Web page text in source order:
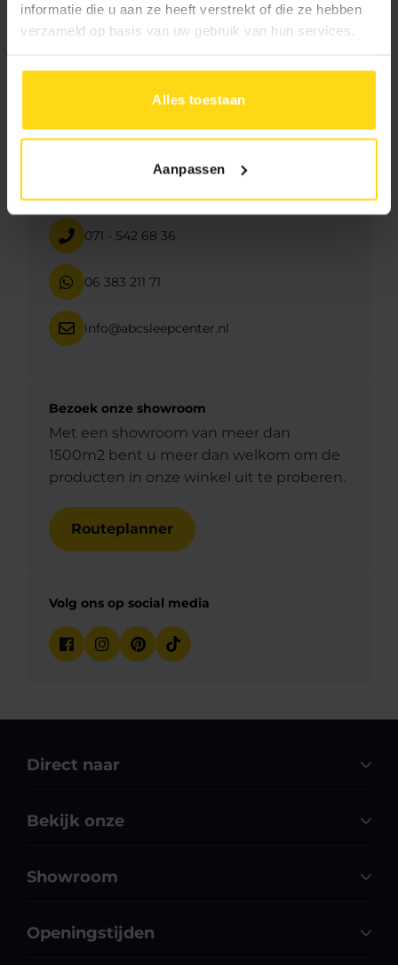
informatie die u aan ze heeft verstrekt of die ze hebben
verzameld op basis van uw gebruik van hun services.
Alles toestaan
Aanpassen
071 - 542 68 36
06 383 211 71
info@abcsleepcenter.nl
Bezoek onze showroom
Met een showroom van meer dan
1500m2 bent u meer dan welkom om de
producten in onze winkel uit te proberen.
Routeplanner
Volg ons op social media
Direct naar
Bekijk onze
Showroom
Openingstijden